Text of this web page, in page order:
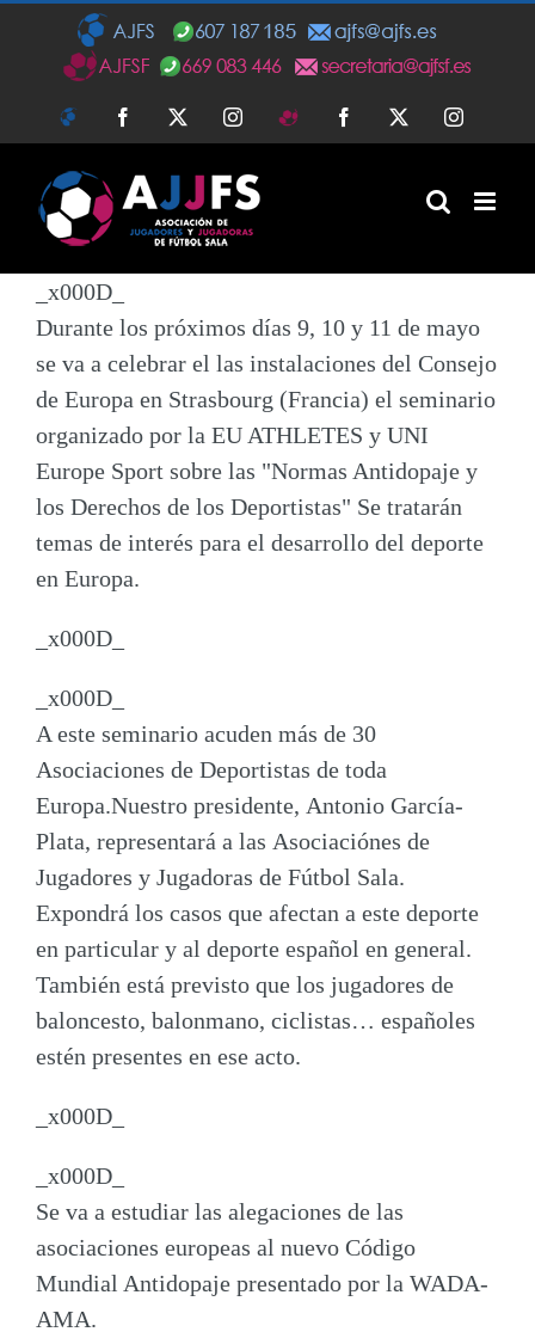
contenido
AJFS FacebookTwitterInstagram
AJFSF FacebookTwitterInstagram
_x000D_
Durante los próximos días 9, 10 y 11 de mayo
se va a celebrar el las instalaciones del Consejo
de Europa en Strasbourg (Francia) el seminario
organizado por la EU ATHLETES y UNI
Europe Sport sobre las "Normas Antidopaje y
los Derechos de los Deportistas" Se tratarán
temas de interés para el desarrollo del deporte
en Europa.
_x000D_
_x000D_
A este seminario acuden más de 30
Asociaciones de Deportistas de toda
Europa.Nuestro presidente, Antonio García-
Plata, representará a las Asociaciónes de
Jugadores y Jugadoras de Fútbol Sala.
Expondrá los casos que afectan a este deporte
en particular y al deporte español en general.
También está previsto que los jugadores de
baloncesto, balonmano, ciclistas… españoles
estén presentes en ese acto.
_x000D_
_x000D_
Se va a estudiar las alegaciones de las
asociaciones europeas al nuevo Código
Mundial Antidopaje presentado por la WADA-
AMA.